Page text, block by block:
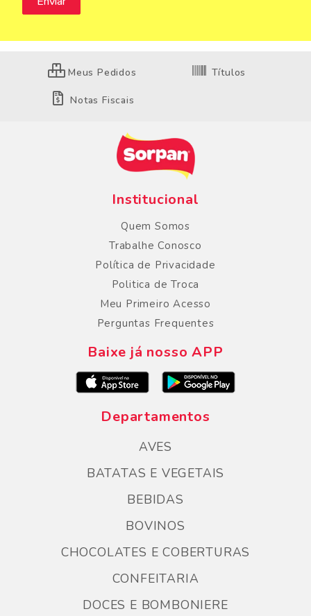
Meus Pedidos Títulos
Notas Fiscais
Institucional
Quem Somos
Trabalhe Conosco
Política de Privacidade
Politica de Troca
Meu Primeiro Acesso
Perguntas Frequentes
Baixe já nosso APP
Departamentos
AVES
BATATAS E VEGETAIS
BEBIDAS
BOVINOS
CHOCOLATES E COBERTURAS
CONFEITARIA
DOCES E BOMBONIERE